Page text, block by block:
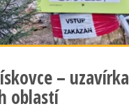
– uzavírka
oblastí